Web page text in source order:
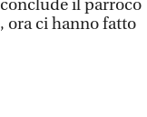
il parroco
ora ci hanno fatto